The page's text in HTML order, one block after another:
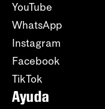
YouTube
WhatsApp
Instagram
Facebook
TikTok
Ayuda